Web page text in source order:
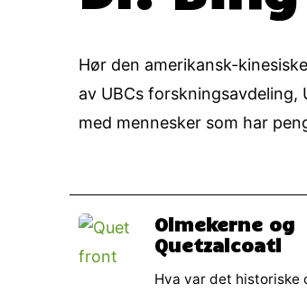
Hør den amerikansk-
av UBCs
med mennesker som har
Olmekerne og
Quetzalcoatl
Hva var det historiske